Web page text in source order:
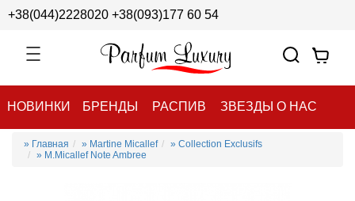
+38(044)2228020 +38(093)177 60 54
НОВИНКИ БРЕНДЫ РАСПИВ ЗВЕЗДЫ О НАС
» Главная » Martine Micallef
» Collection Exclusifs
» M.Micallef Note Ambree